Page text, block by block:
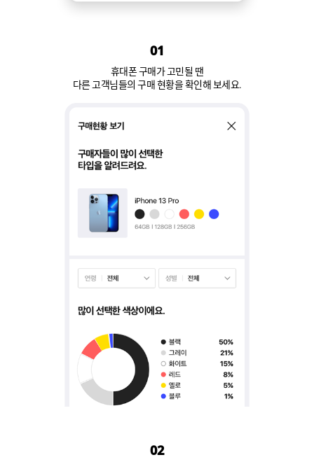
01
휴대폰 구매가 고민될 땐
다른 고객님들의 구매 현황을 확인해 보세요.
02